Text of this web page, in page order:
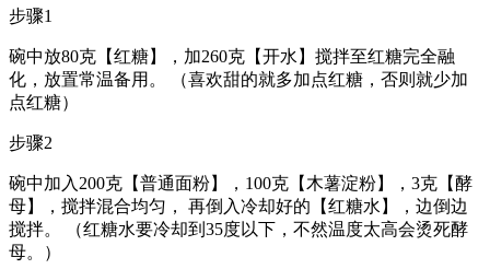
步骤1
碗中放80克【红糖】，加260克【开水】搅拌至红糖完全融
化，放置常温备用。 （喜欢甜的就多加点红糖，否则就少加
点红糖）
步骤2
碗中加入200克【普通面粉】，100克【木薯淀粉】，3克【酵
母】，搅拌混合均匀， 再倒入冷却好的【红糖水】，边倒边
搅拌。 （红糖水要冷却到35度以下，不然温度太高会烫死酵
母。）